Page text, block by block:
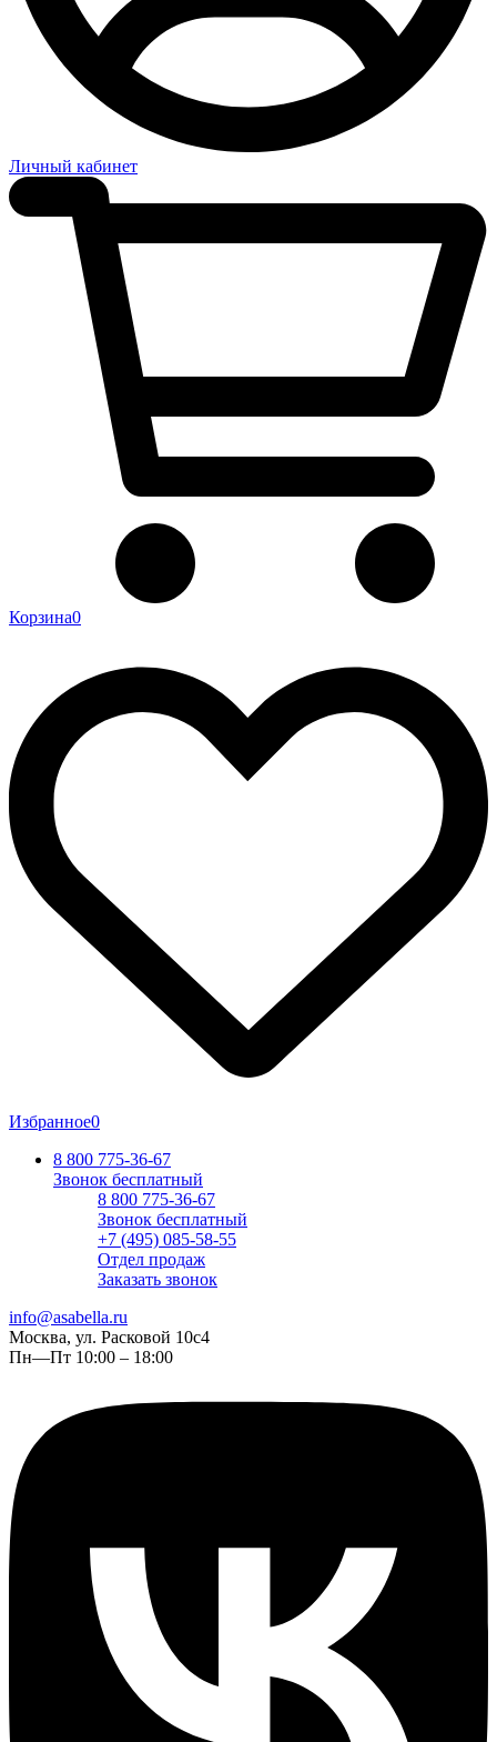
Личный кабинет
Корзина0
Избранное0
8 800 775-36-67
Звонок бесплатный
8 800 775-36-67
Звонок бесплатный
+7 (495) 085-58-55
Отдел продаж
Заказать звонок
info@asabella.ru
Москва, ул. Расковой 10с4
Пн—Пт 10:00 – 18:00